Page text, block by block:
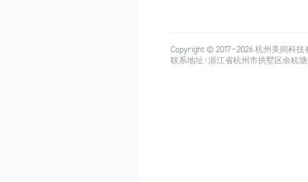
Copyright © 2017-2026杭州美间科技
联系地址：浙江省杭州市拱墅区余杭